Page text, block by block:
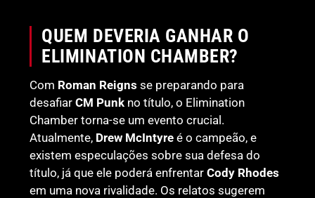
QUEM DEVERIA GANHAR O
ELIMINATION CHAMBER?
Com Roman Reigns se preparando para
desafiarCM Punk no título, o Elimination
Chamber torna-se um evento crucial.
Atualmente, Drew McIntyre é o campeão, e
existem especulações sobre sua defesa do
título, já que ele poderá enfrentarCody Rhodes
em uma nova rivalidade. Os relatos sugerem